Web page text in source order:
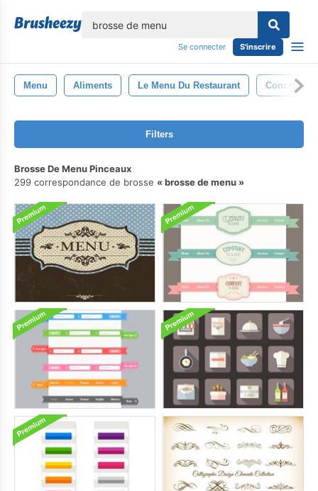
Se connecter S'inscrire
Menu Aliments Le Menu Du Restaurant Conception
Filters
Brosse De Menu Pinceaux
299 correspondance de brosse
brosse de menu